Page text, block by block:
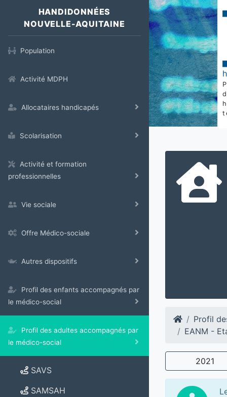
HANDIDONNÉES
NOUVELLE-AQUITAINE
Population
Activité MDPH
Allocataires handicapés
Scolarisation
Activité et formation
professionnelles
Vie sociale
Offre Médico-sociale
Autres dispositifs
Profil des enfants accompagnés par
le médico-social
Profil des adultes accompagnés par
le médico-social
SAVS
SAMSAH
Profil
EANM -
2021